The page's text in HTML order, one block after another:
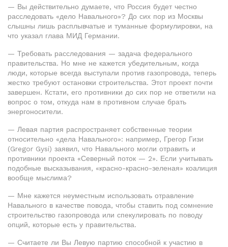
— Вы действительно думаете, что Россия будет честно
расследовать «дело Навального»? До сих пор из Москвы
слышны лишь расплывчатые и туманные формулировки, на
что указал глава МИД Германии.
— Требовать расследования — задача федерального
правительства. Но мне не кажется убедительным, когда
люди, которые всегда выступали против газопровода, теперь
жестко требуют остановки строительства. Этот проект почти
завершен. Кстати, его противники до сих пор не ответили на
вопрос о том, откуда нам в противном случае брать
энергоносители.
— Левая партия распространяет собственные теории
относительно «дела Навального»: например, Грегор Гизи
(Gregor Gysi) заявил, что Навального могли отравить и
противники проекта «Северный поток — 2». Если учитывать
подобные высказывания, «красно-красно-зеленая» коалиция
вообще мыслима?
— Мне кажется неуместным использовать отравление
Навального в качестве повода, чтобы ставить под сомнение
строительство газопровода или спекулировать по поводу
опций, которые есть у правительства.
— Считаете ли Вы Левую партию способной к участию в